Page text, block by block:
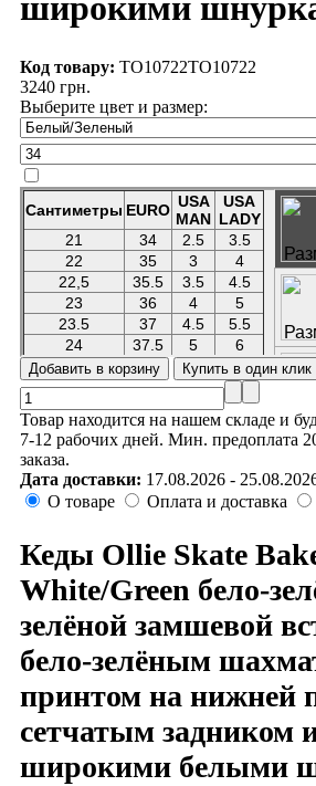
Код товару: TO10722TO10722
3240 грн.
Выберите цвет и размер:
Товар находится на нашем складе и
7-12 рабочих дней. Мин. предоплата
заказа.
Дата доставки: 17.08.2026 -
О товаре
Оплата и доставка
Кеды Ollie Skate
White/Green бело-
зелёной замшевой
бело-зелёным
принтом на нижней
сетчатым задником
широкими белыми